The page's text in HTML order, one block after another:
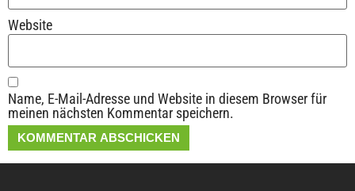
Website
Name, E-Mail-Adresse und Website in diesem Browser für
meinen nächsten Kommentar speichern.
Alternative: